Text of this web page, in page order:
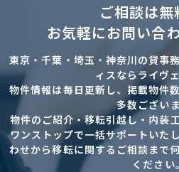
ご相談は無
お気軽にお問い合
東京・千葉・埼玉・神奈川の貸事
ィスならライヴ
物件情報は毎日更新し、掲載物件
多数ございま
物件のご紹介・移転引越し・内装
ワンストップで一括サポートいた
わせから移転に関するご相談まで
ください。